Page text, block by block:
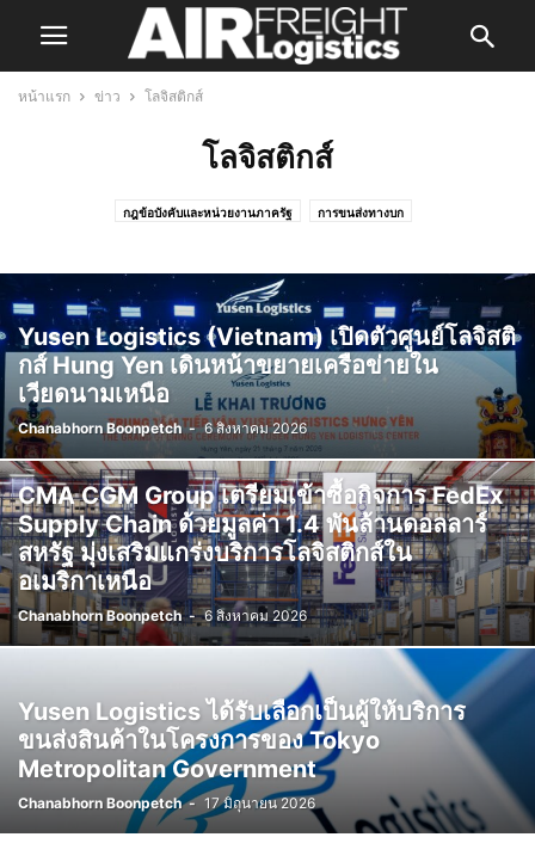
หน้าแรก ข่าว โลจิสติกส์
โลจิสติกส์
กฎข้อบังคับและหน่วยงานภาครัฐ การขนส่งทางบก
ผู้ผลิต ผู้ให้บริการขนส่งด่วน สมาคมอุตสาหกรรม สายการบิน
เทคโนโลยีสารสนเทศ แวดวงและงานสังคม โลจิสติกส์
Yusen Logistics (Vietnam) เปิดตัวศูนย์โลจิสติ
กส์ Hung Yen เดินหน้าขยายเครือข่ายใน
เวียดนามเหนือ
Chanabhorn Boonpetch - 6 สิงหาคม 2026
CMA CGM Group เตรียมเข้าซื้อกิจการ FedEx
Supply Chain ด้วยมูลค่า 1.4 พันล้านดอลลาร์
สหรัฐ มุ่งเสริมแกร่งบริการโลจิสติกส์ใน
อเมริกาเหนือ
Chanabhorn Boonpetch - 6 สิงหาคม 2026
Yusen Logistics ได้รับเลือกเป็นผู้ให้บริการ
ขนส่งสินค้าในโครงการของ Tokyo
Metropolitan Government
Chanabhorn Boonpetch - 17 มิถุนายน 2026